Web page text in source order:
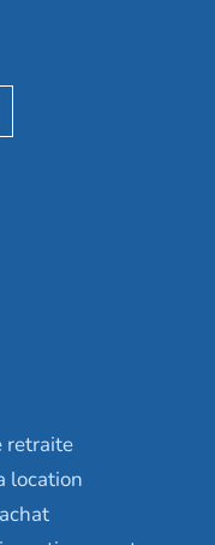
retraite
location